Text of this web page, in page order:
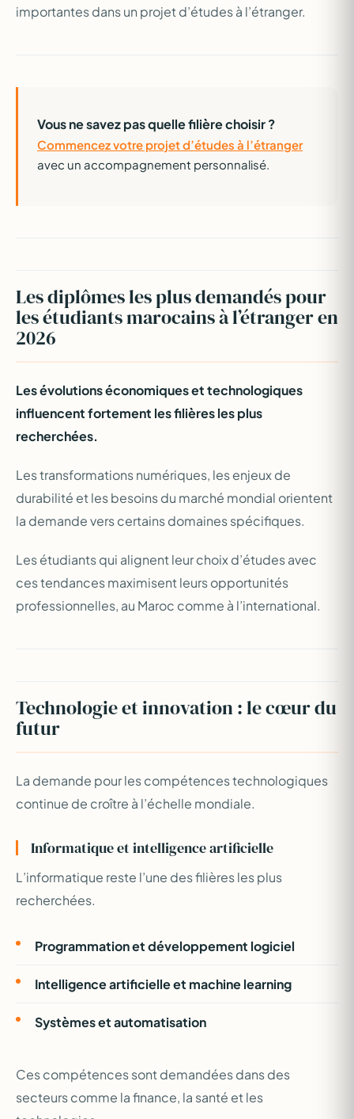
importantes dans un projet d’études à l’étranger.
Vous ne savez pas quelle filière choisir ?
Commencez votre projet d’études à l’étranger
avec un accompagnement personnalisé.
Les diplômes les plus demandés pour
les étudiants marocains à l’étranger en
2026
Les évolutions économiques et technologiques
influencent fortement les filières les plus
recherchées.
Les transformations numériques, les enjeux de
durabilité et les besoins du marché mondial orientent
la demande vers certains domaines spécifiques.
Les étudiants qui alignent leur choix d’études avec
ces tendances maximisent leurs opportunités
professionnelles, au Maroc comme à l’international.
Technologie et innovation : le cœur du
futur
La demande pour les compétences technologiques
continue de croître à l’échelle mondiale.
Informatique et intelligence artificielle
L’informatique reste l’une des filières les plus
recherchées.
Programmation et développement logiciel
Intelligence artificielle et machine learning
Systèmes et automatisation
Ces compétences sont demandées dans des
secteurs comme la finance, la santé et les